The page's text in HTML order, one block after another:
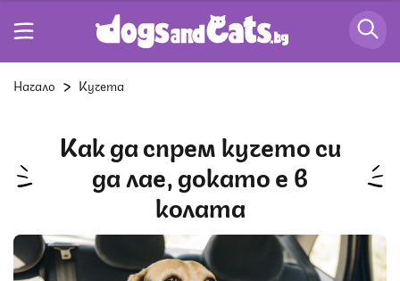
Начало Кучета
Как да спрем кучето си
да лае, докато е в
колата